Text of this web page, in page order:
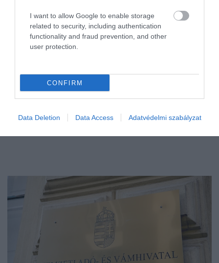
I want to allow Google to enable storage
related to security, including authentication
functionality and fraud prevention, and other
user protection.
CONFIRM
Data Deletion Data Access Adatvédelmi szabályzat
határok ellenőrzését, a gyakorlatban azonban egyelőre főleg csak
kritika éri.